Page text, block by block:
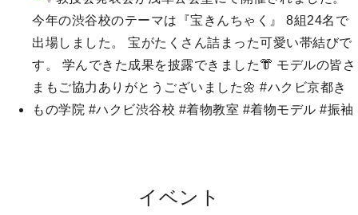
イベント